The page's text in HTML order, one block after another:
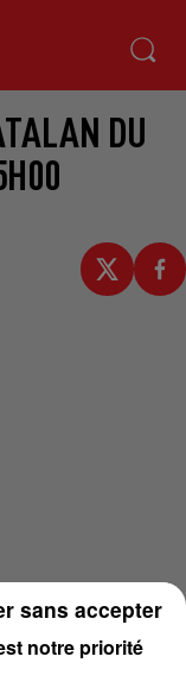
DU
notre priorité
sans accepter